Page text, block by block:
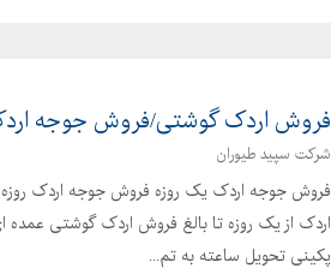
فروش اردک گوشتی/فروش جوجه اردک یک روزه
شرکت سپید طیوران
فروش جوجه اردک یک روزه فروش جوجه اردک
اردک از یک روزه تا بالغ فروش اردک گوشتی
پکینی تحویل ساعته به تم...